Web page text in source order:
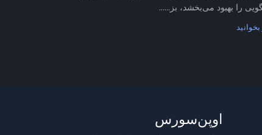
را بهبود می‌بخشد، بز......
اوپن‌سورس